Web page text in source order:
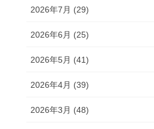
2026年7月 (29)
2026年6月 (25)
2026年5月 (41)
2026年4月 (39)
2026年3月 (48)